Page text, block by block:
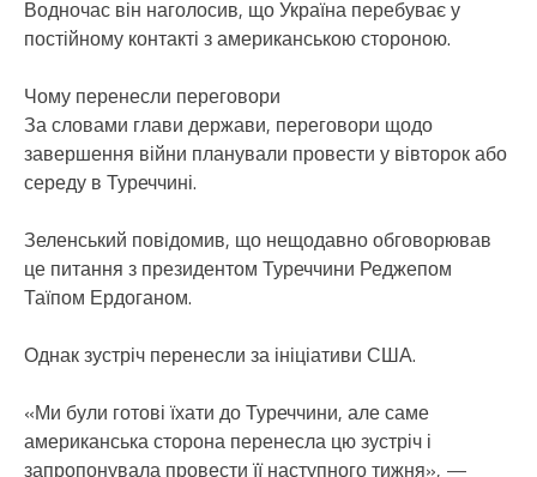
Водночас він наголосив, що Україна перебуває у
постійному контакті з американською стороною.
Чому перенесли переговори
За словами глави держави, переговори щодо
завершення війни планували провести у вівторок або
середу в Туреччині.
Зеленський повідомив, що нещодавно обговорював
це питання з президентом Туреччини Реджепом
Таїпом Ердоганом.
Однак зустріч перенесли за ініціативи США.
«Ми були готові їхати до Туреччини, але саме
американська сторона перенесла цю зустріч і
запропонувала провести її наступного тижня», —